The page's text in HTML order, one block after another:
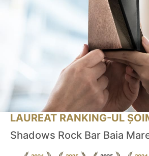
LAUREAT RANKING-UL
Shadows Rock Bar Baia